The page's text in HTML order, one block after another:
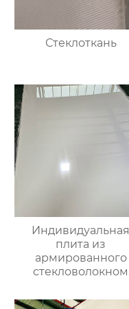
Стеклоткань
Индивидуальная
плита из
армированного
стекловолокном
ненасыщенного